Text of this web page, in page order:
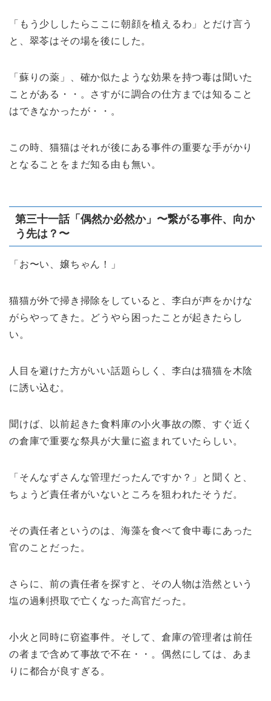
「もう少ししたらここに朝顔を植えるわ」とだけ言う
と、翠苓はその場を後にした。
「蘇りの薬」、確か似たような効果を持つ毒は聞いた
ことがある・・。さすがに調合の仕方までは知ること
はできなかったが・・。
この時、猫猫はそれが後にある事件の重要な手がかり
となることをまだ知る由も無い。
第三十一話「偶然か必然か」〜繋がる事件、向か
う先は？〜
「お〜い、嬢ちゃん！」
猫猫が外で掃き掃除をしていると、李白が声をかけな
がらやってきた。どうやら困ったことが起きたらし
い。
人目を避けた方がいい話題らしく、李白は猫猫を木陰
に誘い込む。
聞けば、以前起きた食料庫の小火事故の際、すぐ近く
の倉庫で重要な祭具が大量に盗まれていたらしい。
「そんなずさんな管理だったんですか？」と聞くと、
ちょうど責任者がいないところを狙われたそうだ。
その責任者というのは、海藻を食べて食中毒にあった
官のことだった。
さらに、前の責任者を探すと、その人物は浩然という
塩の過剰摂取で亡くなった高官だった。
小火と同時に窃盗事件。そして、倉庫の管理者は前任
の者まで含めて事故で不在・・。偶然にしては、あま
りに都合が良すぎる。